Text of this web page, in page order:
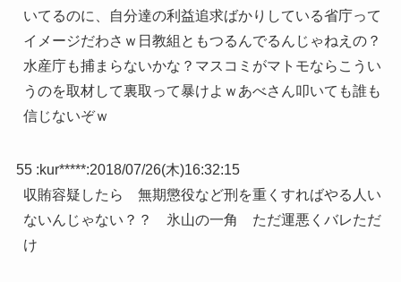
いてるのに、自分達の利益追求ばかりしている省庁って
イメージだわさｗ日教組ともつるんでるんじゃねえの？
水産庁も捕まらないかな？マスコミがマトモならこうい
うのを取材して裏取って暴けよｗあべさん叩いても誰も
信じないぞｗ
55 :kur*****:2018/07/26(木)16:32:15
収賄容疑したら 無期懲役など刑を重くすればやる人い
ないんじゃない？？ 氷山の一角 ただ運悪くバレただ
け